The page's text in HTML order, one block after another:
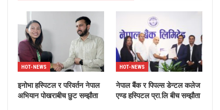
HOT-NEWS
इनोभा हस्पिटल र परिवर्तन नेपाल
अभियान पोखराबीच छुट सम्झौता
HOT-NEWS
नेपाल बैंक र पिपल्स डेन्टल कलेज
एण्ड हस्पिटल प्रा.लि बीच सम्झौता